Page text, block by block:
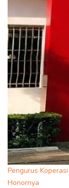
Pengurus
Honornya